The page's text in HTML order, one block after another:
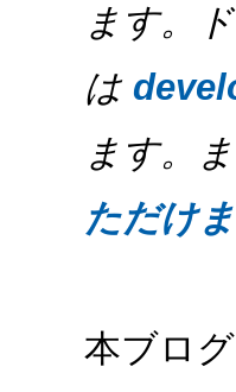
ます。
は
ます。
ただけ
本ブロ